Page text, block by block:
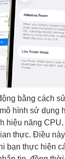
bằng cách
hình sử dụng
hiệu năng
thực. Điều
bạn thực hiện